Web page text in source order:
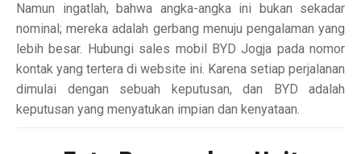
Namun ingatlah, bahwa angka-angka ini bukan sekadar
nominal; mereka adalah gerbang menuju pengalaman yang
lebih besar. Hubungi sales mobil BYD Jogja pada nomor
kontak yang tertera di website ini. Karena setiap perjalanan
dimulai dengan sebuah keputusan, dan BYD adalah
keputusan yang menyatukan impian dan kenyataan.